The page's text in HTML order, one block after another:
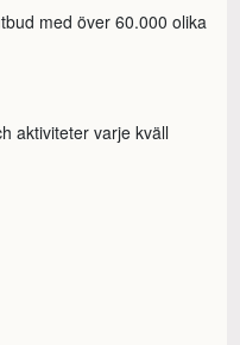
med över 60.000 olika
aktiviteter varje kväll